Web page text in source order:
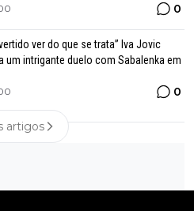
0
ver do que se trata” Iva Jovic
um intrigante duelo com Sabalenka em
0
artigos